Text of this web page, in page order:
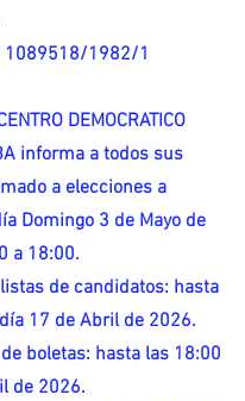
1089518/1982/1
DEMOCRATICO
informa a todos sus
a elecciones a
Domingo 3 de Mayo de
a 18:00.
de candidatos: hasta
17 de Abril de 2026.
boletas: hasta las 18:00
de 2026.